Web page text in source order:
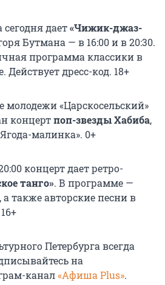
дает«Чижик-джаз-
Бутмана — в 16:00 и в 20:30.
программа классики в
Действует дресс-код. 18+
«Царскосельский»
концертпоп-звезды Хабиба,
малинка». 0+
концерт дает ретро-
танго». В программе —
также авторские песни в
Петербурга всегда
на
канал«Афиша Plus».